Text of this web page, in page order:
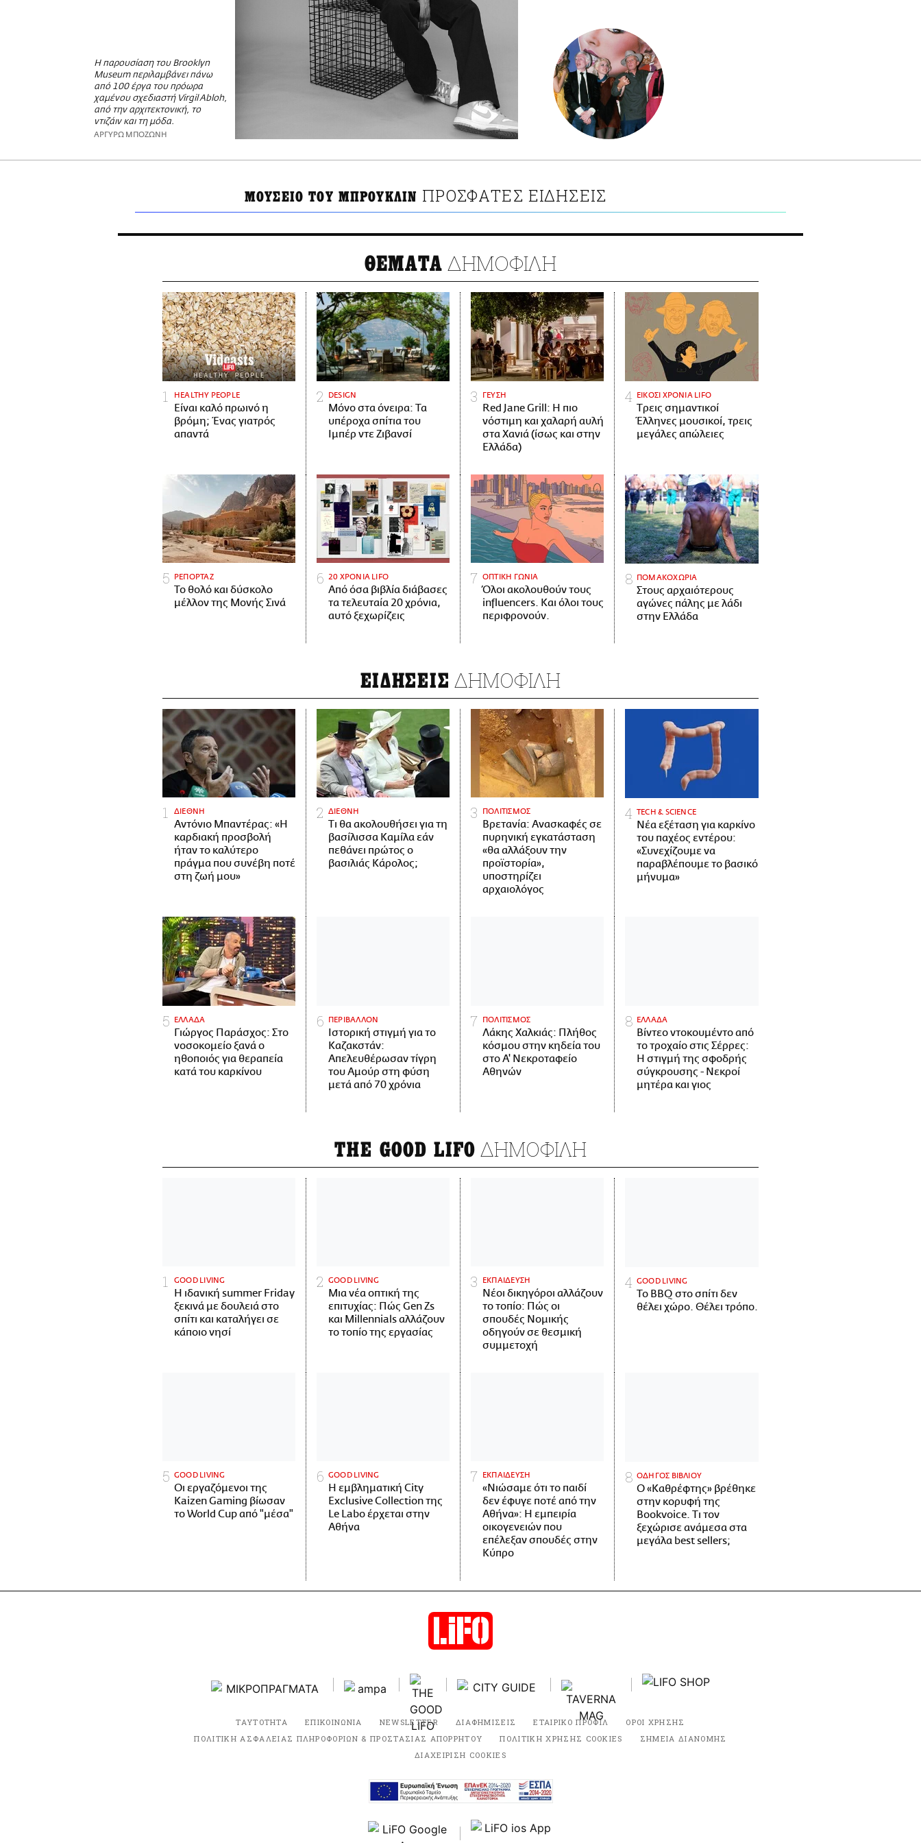
Η παρουσίαση του Brooklyn
Museum περιλαμβάνει πάνω
από 100 έργα του πρόωρα
χαμένου σχεδιαστή Virgil Abloh,
από την αρχιτεκτονική, το
ντιζάιν και τη μόδα.
ΑΡΓΥΡΩ ΜΠΟΖΩΝΗ
ΜΟΥΣΕΙΟ ΤΟΥ ΜΠΡΟΥΚΛΙΝ ΠΡΟΣΦΑΤΕΣ ΕΙΔΗΣΕΙΣ
ΘΕΜΑΤΑ ΔΗΜΟΦΙΛΗ
HEALTHY PEOPLE
Είναι καλό πρωινό η
βρόμη; Ένας γιατρός
απαντά
DESIGN
Μόνο στα όνειρα: Τα
υπέροχα σπίτια του
Ιμπέρ ντε Ζιβανσί
ΓΕΥΣΗ
Red Jane Grill: Η πιο
νόστιμη και χαλαρή αυλή
στα Χανιά (ίσως και στην
Ελλάδα)
ΕΙΚΟΣΙ ΧΡΟΝΙΑ LIFO
Tρεις σημαντικοί
Έλληνες μουσικοί, τρεις
μεγάλες απώλειες
ΡΕΠΟΡΤΑΖ
Το θολό και δύσκολο
μέλλον της Μονής Σινά
20 ΧΡΟΝΙΑ LIFO
Από όσα βιβλία διάβασες
τα τελευταία 20 χρόνια,
αυτό ξεχωρίζεις
ΟΠΤΙΚΗ ΓΩΝΙΑ
Όλοι ακολουθούν τους
influencers. Και όλοι τους
περιφρονούν.
ΠΟΜΑΚΟΧΩΡΙΑ
Στους αρχαιότερους
αγώνες πάλης με λάδι
στην Ελλάδα
ΕΙΔΗΣΕΙΣ ΔΗΜΟΦΙΛΗ
ΔΙΕΘΝΗ
Αντόνιο Μπαντέρας: «Η
καρδιακή προσβολή
ήταν το καλύτερο
πράγμα που συνέβη ποτέ
στη ζωή μου»
ΔΙΕΘΝΗ
Τι θα ακολουθήσει για τη
βασίλισσα Καμίλα εάν
πεθάνει πρώτος ο
βασιλιάς Κάρολος;
ΠΟΛΙΤΙΣΜΟΣ
Βρετανία: Ανασκαφές σε
πυρηνική εγκατάσταση
«θα αλλάξουν την
προϊστορία»,
υποστηρίζει
αρχαιολόγος
ΤECH & SCIENCE
Νέα εξέταση για καρκίνο
του παχέος εντέρου:
«Συνεχίζουμε να
παραβλέπουμε το βασικό
μήνυμα»
ΕΛΛΑΔΑ
Γιώργος Παράσχος: Στο
νοσοκομείο ξανά ο
ηθοποιός για θεραπεία
κατά του καρκίνου
ΠΕΡΙΒΑΛΛΟΝ
Ιστορική στιγμή για το
Καζακστάν:
Απελευθέρωσαν τίγρη
του Αμούρ στη φύση
μετά από 70 χρόνια
ΠΟΛΙΤΙΣΜΟΣ
Λάκης Χαλκιάς: Πλήθος
κόσμου στην κηδεία του
στο Α' Νεκροταφείο
Αθηνών
ΕΛΛΑΔΑ
Βίντεο ντοκουμέντο από
το τροχαίο στις Σέρρες:
Η στιγμή της σφοδρής
σύγκρουσης - Νεκροί
μητέρα και γιος
THE GOOD LIFO ΔΗΜΟΦΙΛΗ
GOOD LIVING
Η ιδανική summer Friday
ξεκινά με δουλειά στο
σπίτι και καταλήγει σε
κάποιο νησί
GOOD LIVING
Μια νέα οπτική της
επιτυχίας: Πώς Gen Zs
και Millennials αλλάζουν
το τοπίο της εργασίας
ΕΚΠΑΙΔΕΥΣΗ
Νέοι δικηγόροι αλλάζουν
το τοπίο: Πώς οι
σπουδές Νομικής
οδηγούν σε θεσμική
συμμετοχή
GOOD LIVING
Το BBQ στο σπίτι δεν
θέλει χώρο. Θέλει τρόπο.
GOOD LIVING
Οι εργαζόμενοι της
Kaizen Gaming βίωσαν
το World Cup από "μέσα"
GOOD LIVING
Η εμβληματική City
Exclusive Collection της
Le Labo έρχεται στην
Αθήνα
ΕΚΠΑΙΔΕΥΣΗ
«Νιώσαμε ότι το παιδί
δεν έφυγε ποτέ από την
Αθήνα»: Η εμπειρία
οικογενειών που
επέλεξαν σπουδές στην
Κύπρο
ΟΔΗΓΟΣ ΒΙΒΛΙΟΥ
Ο «Καθρέφτης» βρέθηκε
στην κορυφή της
Bookvoice. Τι τον
ξεχώρισε ανάμεσα στα
μεγάλα best sellers;
ΤΑΥΤΟΤΗΤΑ ΕΠΙΚΟΙΝΩΝΙΑ NEWSLETTER ΔΙΑΦΗΜΙΣΕΙΣ ΕΤΑΙΡΙΚΟ ΠΡΟΦΙΛ
ΟΡΟΙ ΧΡΗΣΗΣ
ΠΟΛΙΤΙΚΗ ΑΣΦΑΛΕΙΑΣ ΠΛΗΡΟΦΟΡΙΩΝ & ΠΡΟΣΤΑΣΙΑΣ ΑΠΟΡΡΗΤΟΥ
ΠΟΛΙΤΙΚΗ ΧΡΗΣΗΣ COOKIES
ΣΗΜΕΙΑ ΔΙΑΝΟΜΗΣ
ΔΙΑΧΕΙΡΙΣΗ COOKIES